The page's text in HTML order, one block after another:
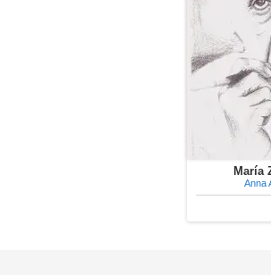
María
Anna